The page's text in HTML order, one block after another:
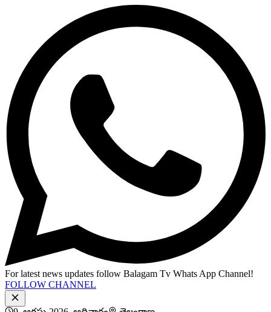
For latest news updates follow Balagam Tv Whats App Channel!
FOLLOW CHANNEL